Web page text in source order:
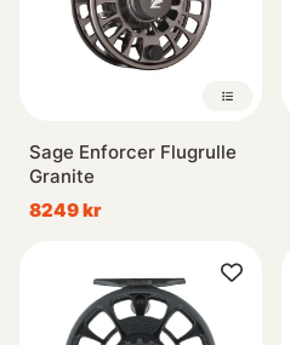
Sage Enforcer Flugrulle
Granite
8249 kr